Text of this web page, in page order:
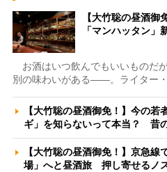
【大竹聡の昼酒御
「マンハッタン
お酒はいつ飲んでもいいものだ
別の味わいがある――。ライター
【大竹聡の昼酒御免！】今の
ギ」を知らないって本当？ 昔
【大竹聡の昼酒御免！】京急
場」へと昼酒旅 押し寄せるノ